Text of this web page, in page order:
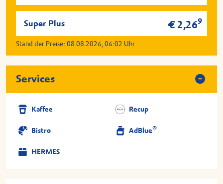
Super Plus € 2,269
Stand der Preise: 08.08.2026, 06:02 Uhr
Services
Kaffee Recup
Bistro AdBlue®
HERMES